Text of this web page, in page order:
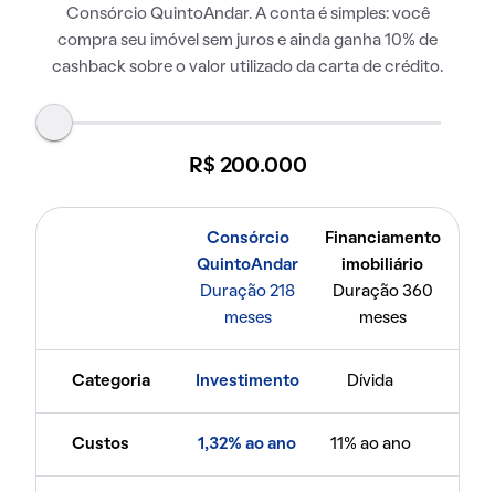
Consórcio QuintoAndar. A conta é simples: você
compra seu imóvel sem juros e ainda ganha 10% de
cashback sobre o valor utilizado da carta de crédito.
R$ 200.000
Consórcio
QuintoAndar
Duração 218
meses
Financiamento
imobiliário
Duração 360
meses
Categoria Investimento Dívida
Custos 1,32% ao ano 11% ao ano